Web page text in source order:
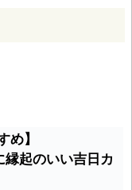
め】
縁起のいい吉日カ